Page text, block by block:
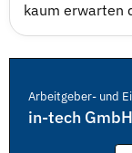
kaum erwarten
Arbeitgeber- und
in-tech GmbH